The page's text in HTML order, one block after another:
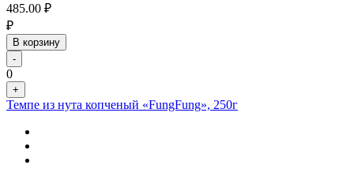
485.00 ₽
₽
В корзину
-
0
+
Темпе из нута копченый «FungFung», 250г